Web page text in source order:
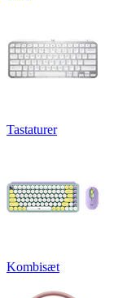
Tastaturer
Kombisæt